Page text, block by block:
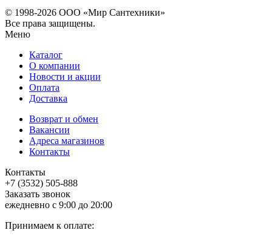
© 1998-2026 ООО «Мир Сантехники»
Все права защищены.
Меню
Каталог
О компании
Новости и акции
Оплата
Доставка
Возврат и обмен
Вакансии
Адреса магазинов
Контакты
Контакты
+7 (3532) 505-888
Заказать звонок
ежедневно с 9:00 до 20:00
Принимаем к оплате: